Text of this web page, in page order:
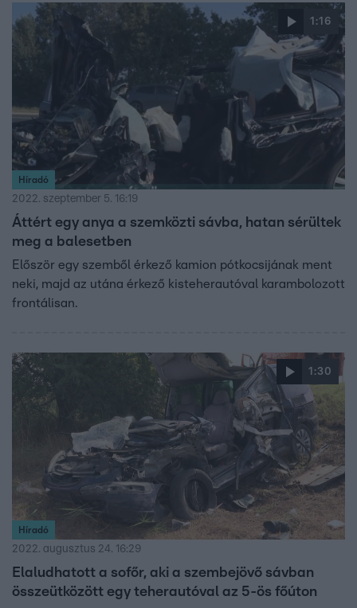
1:16
Híradó
2022. szeptember 5. 16:19
Áttért egy anya a szemközti sávba, hatan sérültek
meg a balesetben
Először egy szemből érkező kamion pótkocsijának ment
neki, majd az utána érkező kisteherautóval karambolozott
frontálisan.
1:30
Híradó
2022. augusztus 24. 16:29
Elaludhatott a sofőr, aki a szembejövő sávban
összeütközött egy teherautóval az 5-ös főúton